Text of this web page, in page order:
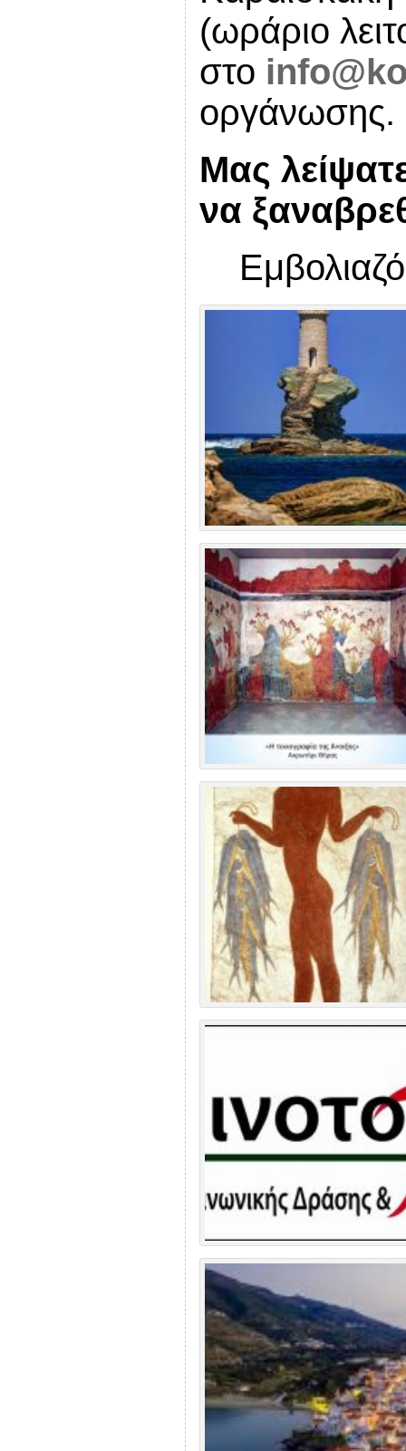
(ωράριο
στο
οργάνωσης.
Μας
να